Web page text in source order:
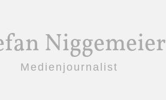
Niggemeier
Medienjournalist